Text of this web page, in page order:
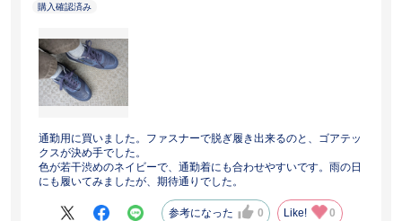
通勤用に買いました。ファスナーで脱ぎ履き出来るのと、ゴアテッ
クスが決め手でした。
色が若干渋めのネイビーで、通勤着にも合わせやすいです。雨の日
にも履いてみましたが、期待通りでした。
参考になった 0 Like! 0